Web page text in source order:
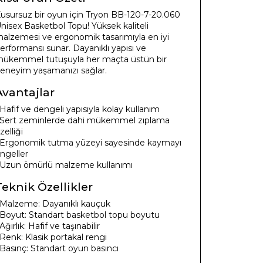
bir oyun için Tryon BB-120-7-20.060
Basketbol Topu! Yüksek kaliteli
ve ergonomik tasarımıyla en iyi
sunar. Dayanıklı yapısı ve
tutuşuyla her maçta üstün bir
yaşamanızı sağlar.
Hafif ve dengeli yapısıyla kolay kullanım
Sert zeminlerde dahi mükemmel zıplama
Ergonomik tutma yüzeyi sayesinde kaymayı
Uzun ömürlü malzeme kullanımı
Özellikler
Malzeme: Dayanıklı kauçuk
Boyut: Standart basketbol topu boyutu
Ağırlık: Hafif ve taşınabilir
Renk: Klasik portakal rengi
Basınç: Standart oyun basıncı